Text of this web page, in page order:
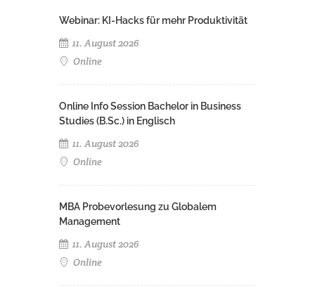
Webinar: KI-Hacks für mehr Produktivität
11. August 2026
Online
Online Info Session Bachelor in Business
Studies (B.Sc.) in Englisch
11. August 2026
Online
MBA Probevorlesung zu Globalem
Management
11. August 2026
Online